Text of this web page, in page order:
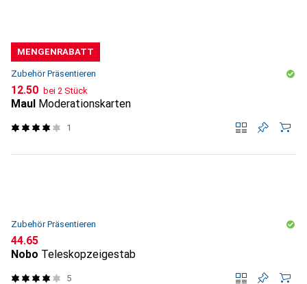
MENGENRABATT
Zubehör Präsentieren
CHF
12.50 bei 2 Stück
Maul Moderationskarten
1
Zubehör Präsentieren
CHF
44.65
Nobo Teleskopzeigestab
5